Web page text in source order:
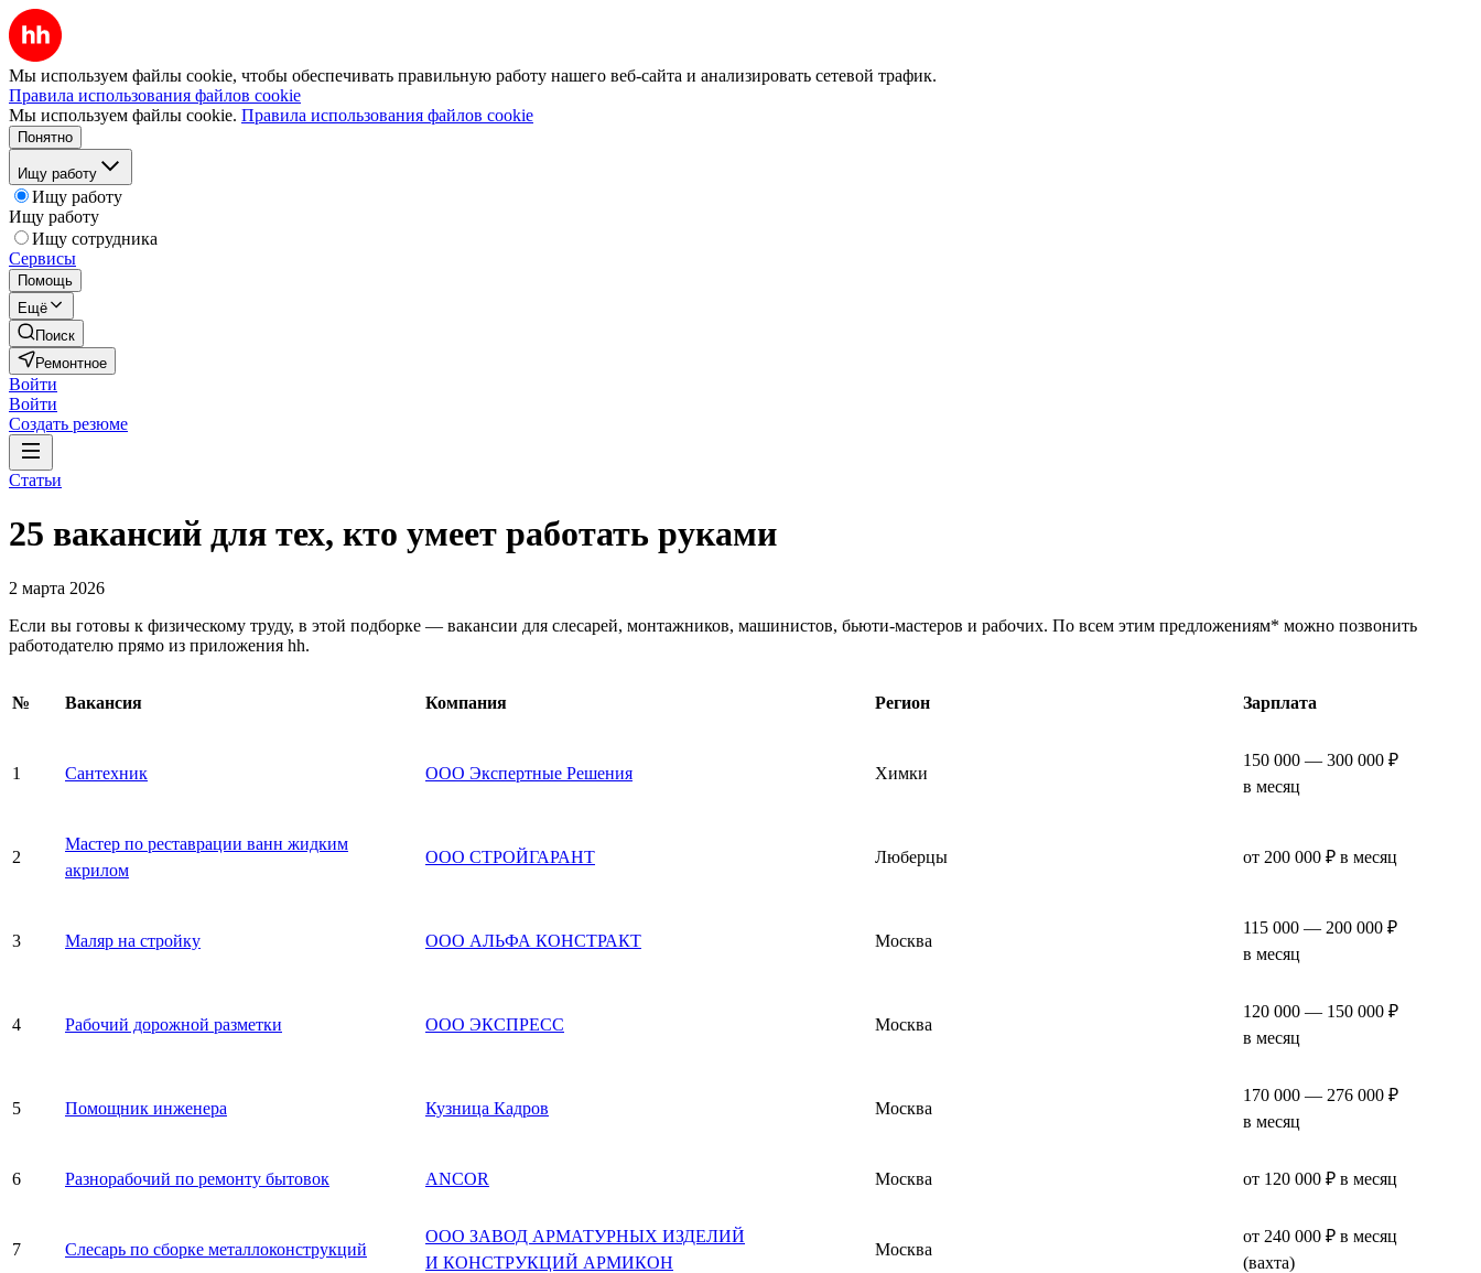
Мы используем файлы cookie, чтобы обеспечивать правильную работу нашего веб-сайта и анализировать сетевой трафик.
Правила использования файлов cookie
Мы используем файлы cookie. Правила использования файлов cookie
Понятно
Ищу работу
Ищу работу
Ищу работу
Ищу сотрудника
Сервисы
Помощь
Ещё
Поиск
Ремонтное
Войти
Войти
Создать резюме
Статьи
25 вакансий для тех, кто умеет работать руками
2 марта 2026
Если вы готовы к физическому труду, в этой подборке — вакансии для слесарей, монтажников, машинистов, бьюти-мастеров и рабочих. По всем этим предложениям* можно позвонить
работодателю прямо из приложения hh.
№ Вакансия Компания Регион Зарплата
1 Сантехник ООО Экспертные Решения Химки
150 000 — 300 000 ₽
в месяц
2
Мастер по реставрации ванн жидким
акрилом
ООО СТРОЙГАРАНТ Люберцы от 200 000 ₽ в месяц
3 Маляр на стройку ООО АЛЬФА КОНСТРАКТ Москва
115 000 — 200 000 ₽
в месяц
4 Рабочий дорожной разметки ООО ЭКСПРЕСС Москва
120 000 — 150 000 ₽
в месяц
5 Помощник инженера Кузница Кадров Москва
170 000 — 276 000 ₽
в месяц
6 Разнорабочий по ремонту бытовок ANCOR Москва от 120 000 ₽ в месяц
7 Слесарь по сборке металлоконструкций
ООО ЗАВОД АРМАТУРНЫХ ИЗДЕЛИЙ
И КОНСТРУКЦИЙ АРМИКОН
Москва
от 240 000 ₽ в месяц
(вахта)